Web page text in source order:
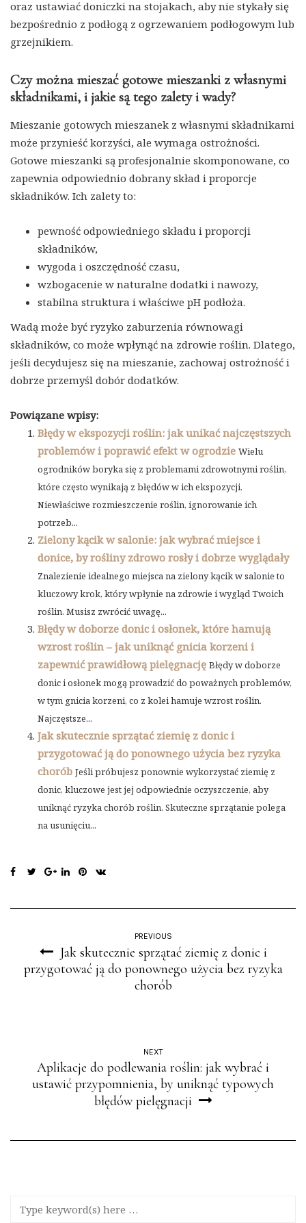
oraz ustawiać doniczki na stojakach, aby nie stykały się
bezpośrednio z podłogą z ogrzewaniem podłogowym lub
grzejnikiem.
Czy można mieszać gotowe mieszanki z własnymi
składnikami, i jakie są tego zalety i wady?
Mieszanie gotowych mieszanek z własnymi składnikami
może przynieść korzyści, ale wymaga ostrożności.
Gotowe mieszanki są profesjonalnie skomponowane, co
zapewnia odpowiednio dobrany skład i proporcje
składników. Ich zalety to:
pewność odpowiedniego składu i proporcji
składników,
wygoda i oszczędność czasu,
wzbogacenie w naturalne dodatki i nawozy,
stabilna struktura i właściwe pH podłoża.
Wadą może być ryzyko zaburzenia równowagi
składników, co może wpłynąć na zdrowie roślin. Dlatego,
jeśli decydujesz się na mieszanie, zachowaj ostrożność i
dobrze przemyśl dobór dodatków.
Powiązane wpisy:
Błędy w ekspozycji roślin: jak unikać najczęstszych
problemów i poprawić efekt w ogrodzie Wielu
ogrodników boryka się z problemami zdrowotnymi roślin,
które często wynikają z błędów w ich ekspozycji.
Niewłaściwe rozmieszczenie roślin, ignorowanie ich
potrzeb...
Zielony kącik w salonie: jak wybrać miejsce i
donice, by rośliny zdrowo rosły i dobrze wyglądały
Znalezienie idealnego miejsca na zielony kącik w salonie to
kluczowy krok, który wpłynie na zdrowie i wygląd Twoich
roślin. Musisz zwrócić uwagę...
Błędy w doborze donic i osłonek, które hamują
wzrost roślin – jak uniknąć gnicia korzeni i
zapewnić prawidłową pielęgnację Błędy w doborze
donic i osłonek mogą prowadzić do poważnych problemów,
w tym gnicia korzeni, co z kolei hamuje wzrost roślin.
Najczęstsze...
Jak skutecznie sprzątać ziemię z donic i
przygotować ją do ponownego użycia bez ryzyka
chorób Jeśli próbujesz ponownie wykorzystać ziemię z
donic, kluczowe jest jej odpowiednie oczyszczenie, aby
uniknąć ryzyka chorób roślin. Skuteczne sprzątanie polega
na usunięciu...
PREVIOUS
Jak skutecznie sprzątać ziemię z donic i
przygotować ją do ponownego użycia bez ryzyka
chorób
NEXT
Aplikacje do podlewania roślin: jak wybrać i
ustawić przypomnienia, by uniknąć typowych
błędów pielęgnacji